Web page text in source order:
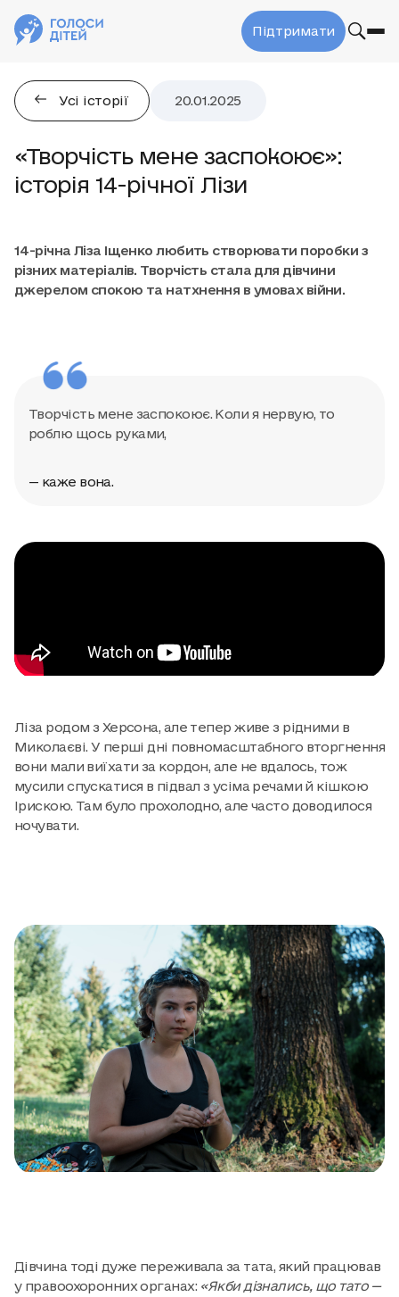
Підтримати
Усі історії 20.01.2025
«Творчість мене заспокоює»:
історія 14-річної Лізи
14-річна Ліза Іщенко любить створювати поробки з
різних матеріалів. Творчість стала для дівчини
джерелом спокою та натхнення в умовах війни.
Творчість мене заспокоює. Коли я нервую, то
роблю щось руками,
— каже вона.
Ліза родом з Херсона, але тепер живе з рідними в
Миколаєві. У перші дні повномасштабного вторгнення
вони мали виїхати за кордон, але не вдалось, тож
мусили спускатися в підвал з усіма речами й кішкою
Ірискою. Там було прохолодно, але часто доводилося
ночувати.
Дівчина тоді дуже переживала за тата, який працював
у правоохоронних органах: «Якби дізнались, що тато —